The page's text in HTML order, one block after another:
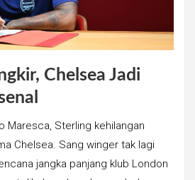
Chelsea Jadi
Maresca, Sterling kehilangan
Chelsea. Sang winger tak lagi
jangka panjang klub London